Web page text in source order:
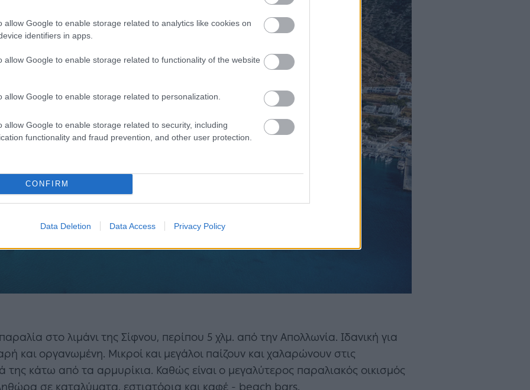
allow Google to enable storage related to analytics like cookies on
identifiers in apps.
allow Google to enable storage related to functionality of the website
allow Google to enable storage related to personalization.
allow Google to enable storage related to security, including
functionality and fraud prevention, and other user protection.
CONFIRM
Data Deletion Data Access Privacy Policy
παραλία στο λιμάνι της Σίφνου, περίπου 5 χλμ. από την Απολλωνία. Ιδανική για
και οργανωμένη. Μικροί και μεγάλοι παίζουν και χαλαρώνουν στις
κάτω από τα αρμυρίκια. Καθώς είναι ο μεγαλύτερος παραλιακός οικισμός
σε καταλύματα, εστιατόρια και καφέ - beach bars.